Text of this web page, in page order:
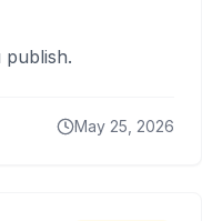
publish.
May 25, 2026